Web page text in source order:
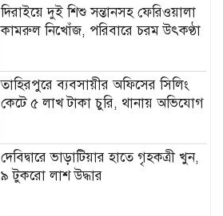
দিরাইয়ে দুই শিশু সন্তানসহ ফেরিওয়ালা
কামরুল নিখোঁজ, পরিবারে চরম উৎকণ্ঠা
তাহিরপুরে ব্যবসায়ীর অফিসের সিলিং
কেটে ৫ লাখ টাকা চুরি, থানায় অভিযোগ
দেবিদ্বারে ভাড়াটিয়ার হাতে গৃহকত্রী খুন,
৯ টুকরো লাশ উদ্ধার